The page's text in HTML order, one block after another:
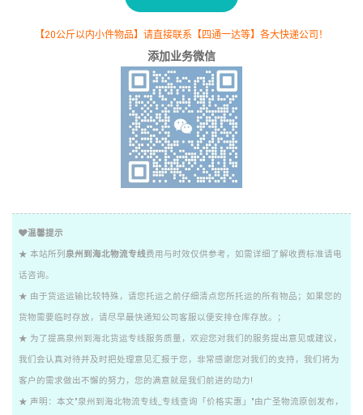
【20公斤以内小件物品】请直接联系【四通一达等】各大快递公司！
添加业务微信
温馨提示
★ 本站所列 泉州到海北物流专线费用与时效仅供参考，如需详细了解收费标准请电
话咨询。
★ 由于货运运输比较特殊，请您托运之前仔细清点您所托运的所有物品；如果您的
货物需要临时存放，请尽早最快通知公司客服以便安排仓库存放。；
★ 为了提高泉州到海北货运专线服务质量，欢迎您对我们的服务提出意见或建议，
我们会认真对待并及时把处理意见汇报于您，非常感谢您对我们的支持，我们将为
客户的需求做出不懈的努力，您的满意就是我们前进的动力!
★ 声明：本文"泉州到海北物流专线_专线查询「价格实惠」"由广圣物流原创发布，